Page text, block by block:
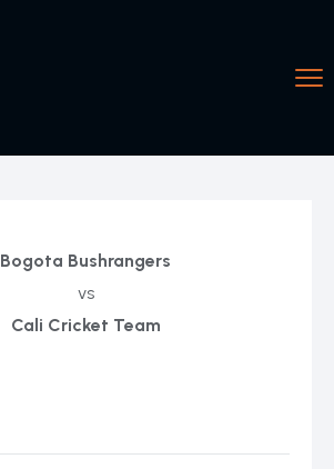
Bogota Bushrangers
vs
Cali Cricket Team